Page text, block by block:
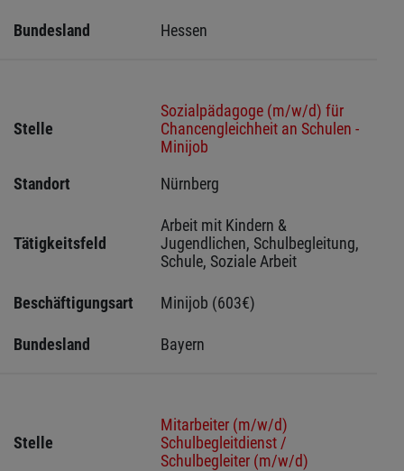
Bundesland Hessen
Stelle
Sozialpädagoge (m/w/d) für
Chancengleichheit an Schulen -
Minijob
Standort
Nürnberg
Tätigkeitsfeld
Arbeit mit Kindern &
Jugendlichen, Schulbegleitung,
Schule, Soziale Arbeit
Beschäftigungsart Minijob (603€)
Bundesland Bayern
Stelle
Mitarbeiter (m/w/d)
Schulbegleitdienst /
Schulbegleiter (m/w/d)